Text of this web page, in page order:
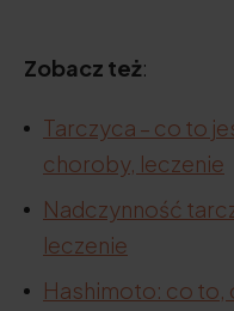
Zobacz też:
Tarczyca – co to
choroby, leczenie
Nadczynność
leczenie
Hashimoto: co to,